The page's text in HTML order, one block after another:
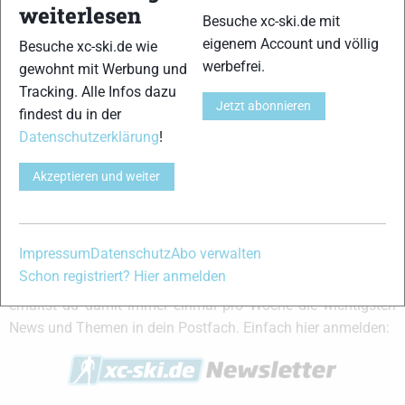
Partner
xc-ski.de in Social Media
xc-ski.de Newsletter Anmeldung
Du willst immer aktuell auf dem Laufenden bleiben? Dann
melde dich für unseren Newsletter an. Während der Saison
erhältst du damit immer einmal pro Woche die wichtigsten
News und Themen in dein Postfach. Einfach hier anmelden:
weiterlesen
Besuche xc-ski.de wie
gewohnt mit Werbung und
Tracking. Alle Infos dazu
findest du in der
Datenschutzerklärung!
Akzeptieren und weiter
Besuche xc-ski.de mit
eigenem Account und völlig
werbefrei.
Jetzt abonnieren
ImpressumDatenschutzAbo verwalten
Schon registriert? Hier anmelden